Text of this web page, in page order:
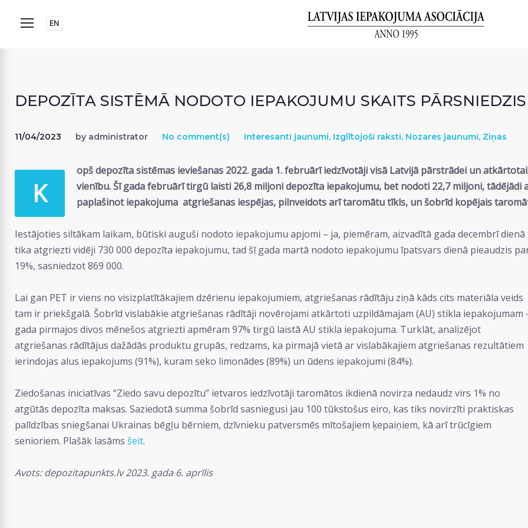
EN
DEPOZĪTA SISTĒMĀ NODOTO IEPAKOJUMU SKAITS
11/04/2023 by administrator No comment(s) Interesanti jaunumi, Izglītojoši raksti, Nozares jaunumi, Ziņas
K
opš depozīta sistēmas ieviešanas 2022. gada 1. februārī iedzīvotāji visā Latvijā pārstrādei un
vienību. Šī gada februārī tirgū laisti 26,8 miljoni depozīta iepakojumu, bet nodoti 22,7 miljoni, tādējādi
paplašinot iepakojuma atgriešanas iespējas, pilnveidots arī taromātu tīkls, un šobrīd kopējais
Iestājoties siltākam laikam, būtiski auguši nodoto iepakojumu apjomi – ja, piemēram, aizvadītā gada decembrī dienā
tika atgriezti vidēji 730 000 depozīta iepakojumu, tad šī gada martā nodoto iepakojumu īpatsvars dienā pieaudzis
19%, sasniedzot 869 000.
Lai gan PET ir viens no visizplatītākajiem dzērienu iepakojumiem, atgriešanas rādītāju ziņā kāds cits materiāla veids
tam ir priekšgalā. Šobrīd vislabākie atgriešanas rādītāji novērojami atkārtoti uzpildāmajam (AU) stikla iepakojumam
gada pirmajos divos mēnešos atgriezti apmēram 97% tirgū laistā AU stikla iepakojuma. Turklāt, analizējot
atgriešanas rādītājus dažādās produktu grupās, redzams, ka pirmajā vietā ar vislabākajiem atgriešanas rezultātiem
ierindojas alus iepakojums (91%), kuram seko limonādes (89%) un ūdens iepakojumi (84%).
Ziedošanas iniciatīvas “Ziedo savu depozītu” ietvaros iedzīvotāji taromātos ikdienā novirza nedaudz virs 1% no
atgūtās depozīta maksas. Saziedotā summa šobrīd sasniegusi jau 100 tūkstošus eiro, kas tiks novirzīti praktiskas
palīdzības sniegšanai Ukrainas bēgļu bērniem, dzīvnieku patversmēs mītošajiem ķepaiņiem, kā arī trūcīgiem
senioriem. Plašāk lasāms šeit.
Avots: depozitapunkts.lv 2023. gada 6. aprīlis